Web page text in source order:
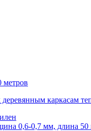
метров
каркасам
0,6-0,7 мм, длина 50